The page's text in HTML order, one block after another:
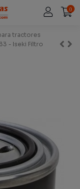
0
tractores
- Iseki Filtro